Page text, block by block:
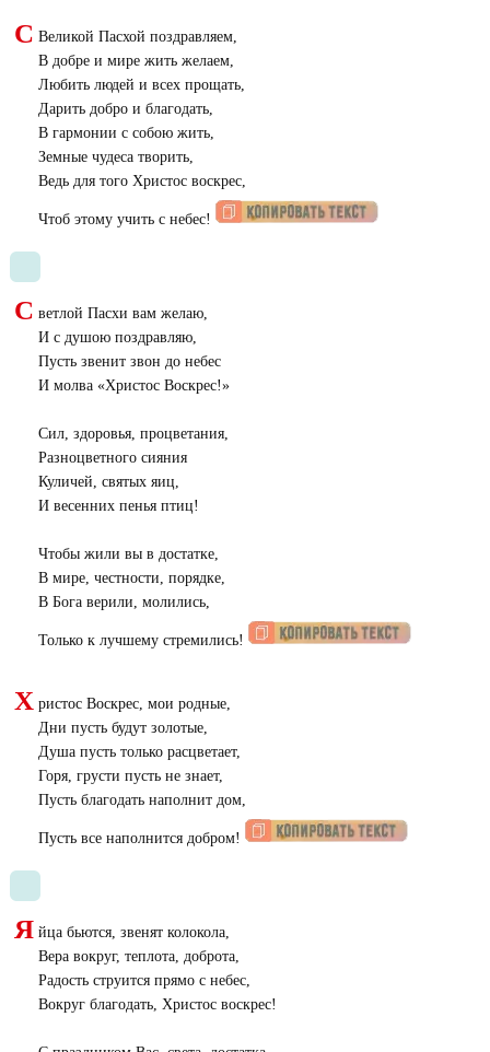
С Великой Пасхой поздравляем,
В добре и мире жить желаем,
Любить людей и всех прощать,
Дарить добро и благодать,
В гармонии с собою жить,
Земные чудеса творить,
Ведь для того Христос воскрес,
Чтоб этому учить с небес!
С ветлой Пасхи вам желаю,
И с душою поздравляю,
Пусть звенит звон до небес
И молва «Христос Воскрес!»
Сил, здоровья, процветания,
Разноцветного сияния
Куличей, святых яиц,
И весенних пенья птиц!
Чтобы жили вы в достатке,
В мире, честности, порядке,
В Бога верили, молились,
Только к лучшему стремились!
Х ристос Воскрес, мои родные,
Дни пусть будут золотые,
Душа пусть только расцветает,
Горя, грусти пусть не знает,
Пусть благодать наполнит дом,
Пусть все наполнится добром!
Я йца бьются, звенят колокола,
Вера вокруг, теплота, доброта,
Радость струится прямо с небес,
Вокруг благодать, Христос воскрес!